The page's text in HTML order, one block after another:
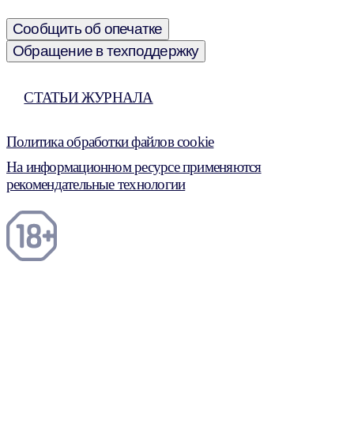
Сообщить об опечатке
Обращение в техподдержку
СТАТЬИ ЖУРНАЛА
Политика обработки файлов cookie
На информационном ресурсе применяются
рекомендательные технологии